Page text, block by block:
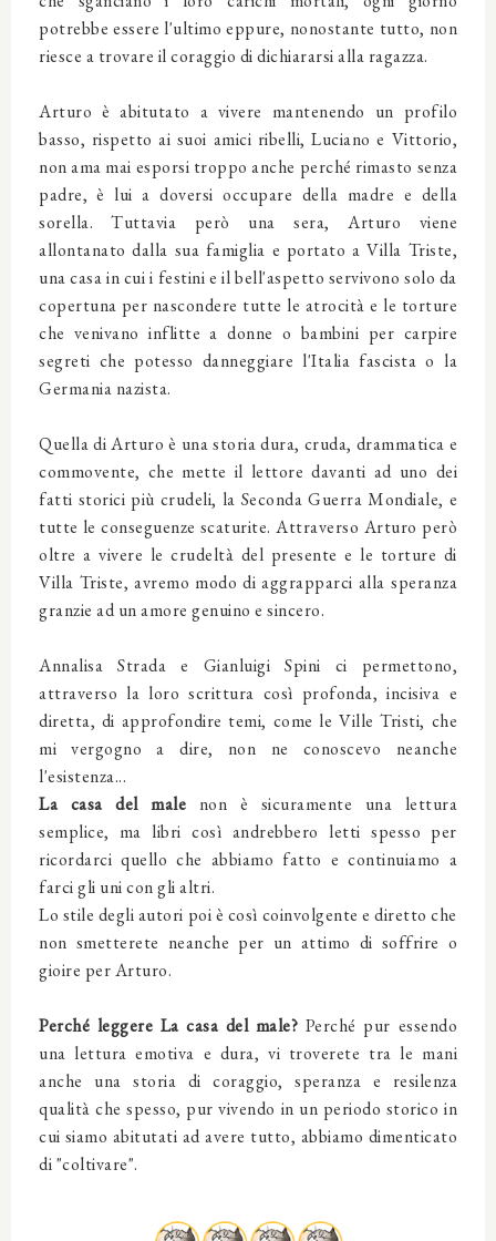
potrebbe essere l'ultimo eppure, nonostante tutto, non
riesce a trovare il coraggio di dichiararsi alla ragazza.
Arturo è abitutato a vivere mantenendo un profilo
basso, rispetto ai suoi amici ribelli, Luciano e Vittorio,
non ama mai esporsi troppo anche perché rimasto senza
padre, è lui a doversi occupare della madre e della
sorella. Tuttavia però una sera, Arturo viene
allontanato dalla sua famiglia e portato a Villa Triste,
una casa in cui i festini e il bell'aspetto servivono solo da
copertuna per nascondere tutte le atrocità e le torture
che venivano inflitte a donne o bambini per carpire
segreti che potesso danneggiare l'Italia fascista o la
Germania nazista.
Quella di Arturo è una storia dura, cruda, drammatica e
commovente, che mette il lettore davanti ad uno dei
fatti storici più crudeli, la Seconda Guerra Mondiale, e
tutte le conseguenze scaturite. Attraverso Arturo però
oltre a vivere le crudeltà del presente e le torture di
Villa Triste, avremo modo di aggrapparci alla speranza
granzie ad un amore genuino e sincero.
Annalisa Strada e Gianluigi Spini ci permettono,
attraverso la loro scrittura così profonda, incisiva e
diretta, di approfondire temi, come le Ville Tristi, che
mi vergogno a dire, non ne conoscevo neanche
l'esistenza...
La casa del male non è sicuramente una lettura
semplice, ma libri così andrebbero letti spesso per
ricordarci quello che abbiamo fatto e continuiamo a
farci gli uni con gli altri.
Lo stile degli autori poi è così coinvolgente e diretto che
non smetterete neanche per un attimo di soffrire o
gioire per Arturo.
Perché leggere La casa del male? Perché pur essendo
una lettura emotiva e dura, vi troverete tra le mani
anche una storia di coraggio, speranza e resilenza
qualità che spesso, pur vivendo in un periodo storico in
cui siamo abitutati ad avere tutto, abbiamo dimenticato
di "coltivare".